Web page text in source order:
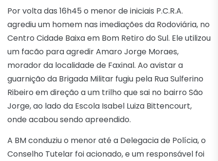
Por volta das 16h45 o menor de iniciais P.C.R.A.
agrediu um homem nas imediações da Rodoviária, no
Centro Cidade Baixa em Bom Retiro do Sul. Ele utilizou
um facão para agredir Amaro Jorge Moraes,
morador da localidade de Faxinal. Ao avistar a
guarnição da Brigada Militar fugiu pela Rua Sulferino
Ribeiro em direção a um trilho que sai no bairro São
Jorge, ao lado da Escola Isabel Luiza Bittencourt,
onde acabou sendo apreendido.
A BM conduziu o menor até a Delegacia de Polícia, o
Conselho Tutelar foi acionado, e um responsável foi